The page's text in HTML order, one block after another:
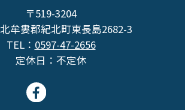
〒519-3204
牟婁郡紀北町東長島2682-3
TEL： 0597-47-2656
定休日：不定休